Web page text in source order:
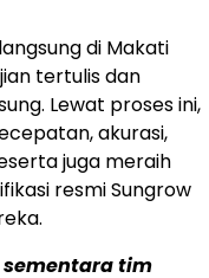
di Makati
tertulis dan
Lewat proses ini,
akurasi,
juga meraih
resmi Sungrow
sementara tim